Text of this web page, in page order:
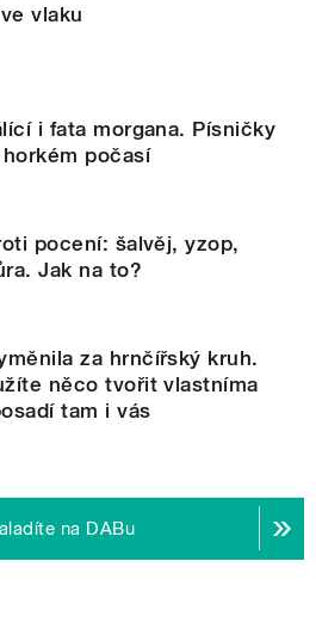
vlaku
i fata morgana. Písničky
počasí
pocení: šalvěj, yzop,
Jak na to?
za hrnčířský kruh.
něco tvořit vlastníma
tam i vás
na DABu